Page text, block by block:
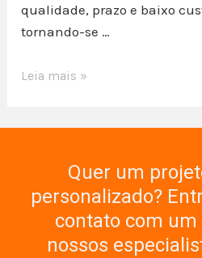
qualidade, prazo e baixo
tornando-se …
Leia mais »
Quer um
personalizado?
contato com um
nossos